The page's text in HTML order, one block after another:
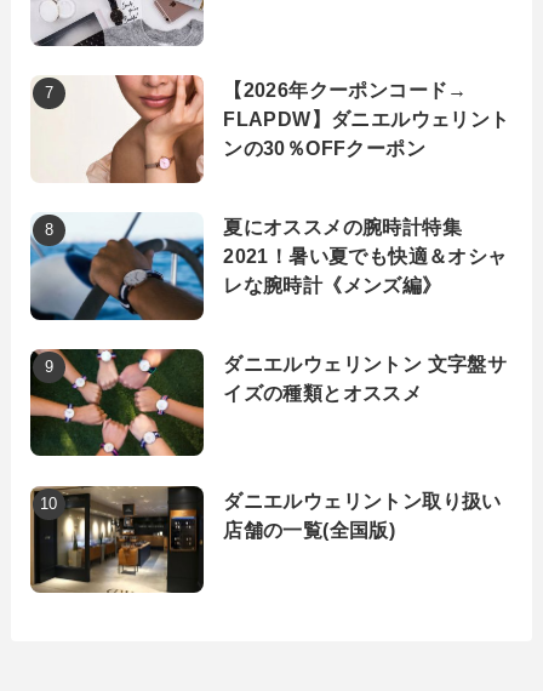
【2026年クーポンコード→
FLAPDW】ダニエルウェリント
ンの30％OFFクーポン
夏にオススメの腕時計特集
2021！暑い夏でも快適＆オシャ
レな腕時計《メンズ編》
ダニエルウェリントン 文字盤サ
イズの種類とオススメ
ダニエルウェリントン取り扱い
店舗の一覧(全国版)